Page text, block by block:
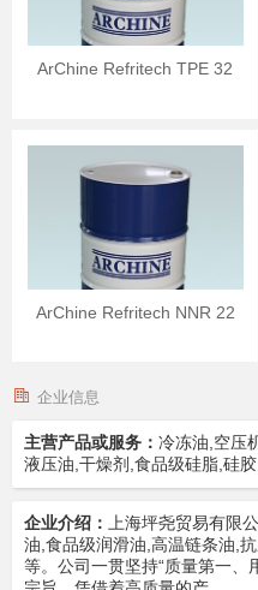
ArChine Refritech TPE 32
ArChine Refritech NNR 22
企业信息
主营产品或服务： 冷冻油,空压
液压油,干燥剂,食品级硅脂,硅胶
企业介绍： 上海坪尧贸易有限
油,食品级润滑油,高温链条油,
等。公司一贯坚持“质量第一、